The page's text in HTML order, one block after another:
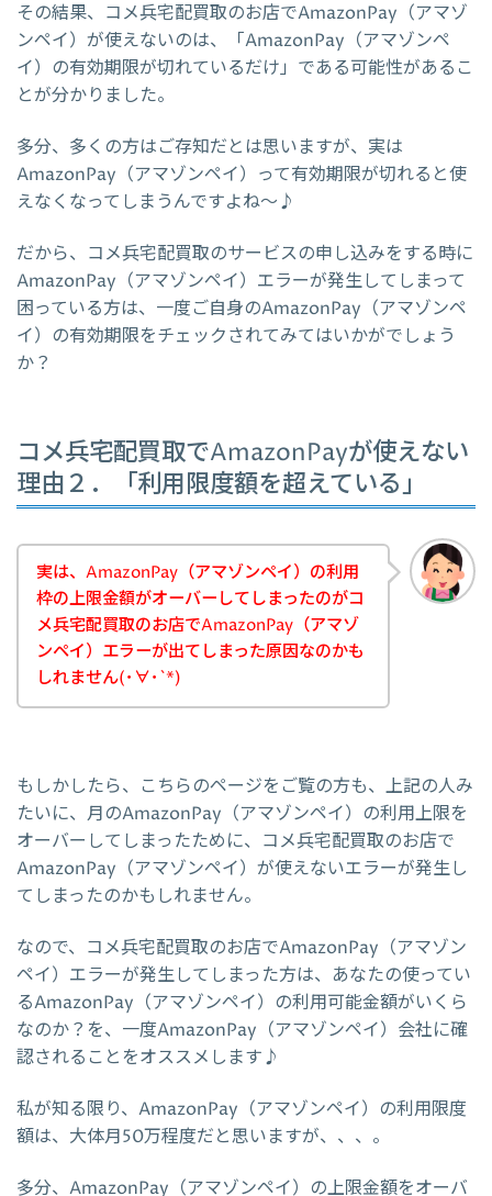
その結果、コメ兵宅配買取のお店でAmazonPay（アマゾ
ンペイ）が使えないのは、「AmazonPay（アマゾンペ
イ）の有効期限が切れているだけ」である可能性があるこ
とが分かりました。
多分、多くの方はご存知だとは思いますが、実は
AmazonPay（アマゾンペイ）って有効期限が切れると使
えなくなってしまうんですよね～♪
だから、コメ兵宅配買取のサービスの申し込みをする時に
AmazonPay（アマゾンペイ）エラーが発生してしまって
困っている方は、一度ご自身のAmazonPay（アマゾンペ
イ）の有効期限をチェックされてみてはいかがでしょう
か？
コメ兵宅配買取でAmazonPayが使えない
理由２．「利用限度額を超えている」
実は、AmazonPay（アマゾンペイ）の利用
枠の上限金額がオーバーしてしまったのがコ
メ兵宅配買取のお店でAmazonPay（アマゾ
ンペイ）エラーが出てしまった原因なのかも
しれません(･∀･`*)
もしかしたら、こちらのページをご覧の方も、上記の人み
たいに、月のAmazonPay（アマゾンペイ）の利用上限を
オーバーしてしまったために、コメ兵宅配買取のお店で
AmazonPay（アマゾンペイ）が使えないエラーが発生し
てしまったのかもしれません。
なので、コメ兵宅配買取のお店でAmazonPay（アマゾン
ペイ）エラーが発生してしまった方は、あなたの使ってい
るAmazonPay（アマゾンペイ）の利用可能金額がいくら
なのか？を、一度AmazonPay（アマゾンペイ）会社に確
認されることをオススメします♪
私が知る限り、AmazonPay（アマゾンペイ）の利用限度
額は、大体月50万程度だと思いますが、、、。
多分、AmazonPay（アマゾンペイ）の上限金額をオーバ